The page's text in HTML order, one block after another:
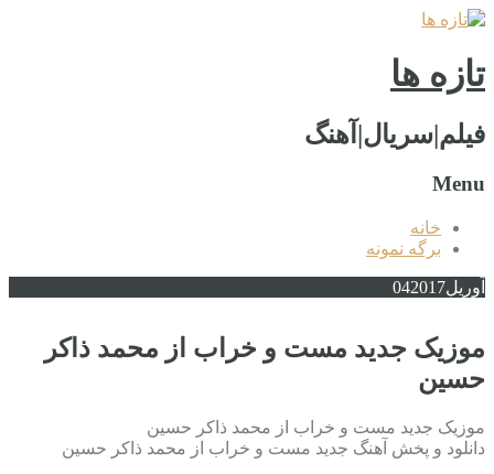
تازه ها
فیلم|سریال|آهنگ
Menu
خانه
برگه نمونه
آوریل 042017
موزیک جدید مست و خراب از محمد ذاکر
حسین
موزیک جدید مست و خراب از محمد ذاکر حسین
دانلود و پخش آهنگ جدید مست و خراب از محمد ذاکر حسین